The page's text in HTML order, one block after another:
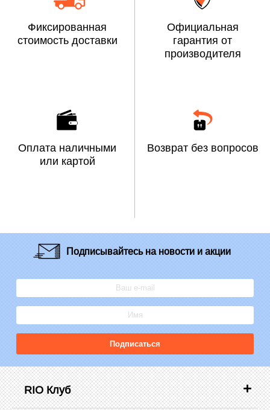
Фиксированная
стоимость доставки
Официальная
гарантия от
производителя
Оплата наличными
или картой
Возврат без вопросов
Подписывайтесьна новости и акции
Подписаться
RIO Клуб